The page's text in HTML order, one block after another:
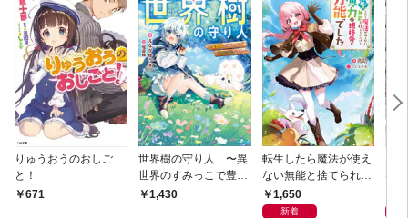
りゅうおうのおしご
と！
671
世界樹の守り人 〜異
世界のすみっこで豊か
な国づくり〜
1,430
転生したら魔法が使え
ない無能と捨てられた
けど、魔力が規格外に
万能でした
1,650
新着
は
子